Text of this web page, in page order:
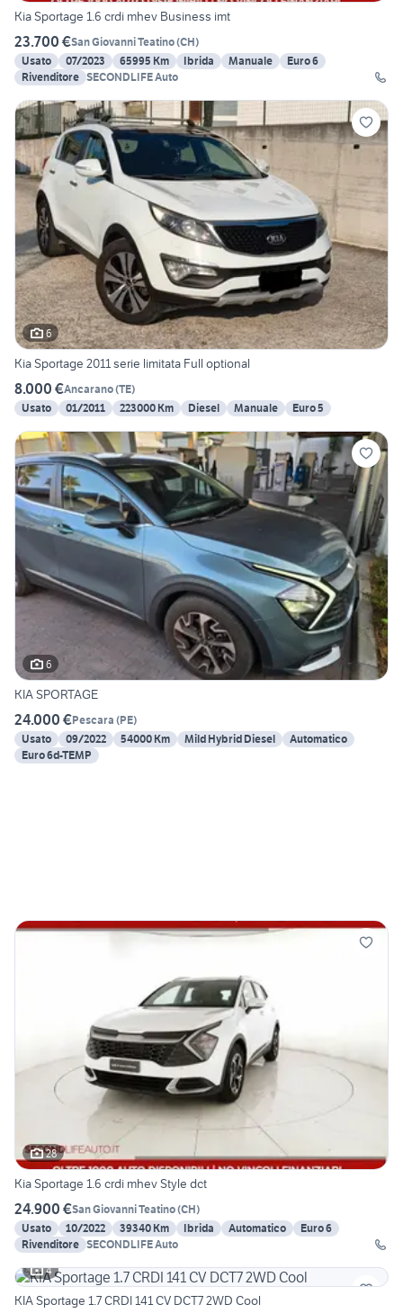
Kia Sportage 1.6 crdi mhev Business imt
23.700 €San Giovanni Teatino(CH)
Usato
07/2023 65995 Km Ibrida Manuale
Euro 6
Rivenditore SECONDLIFE Auto
6
Kia Sportage 2011 serie limitata Full optional
8.000 €Ancarano(TE)
Usato
01/2011 223000 Km Diesel Manuale Euro 5
6
KIA SPORTAGE
24.000 €Pescara (PE)
Usato
09/2022 54000 Km Mild Hybrid Diesel
Automatico
Euro 6d-TEMP
28
Kia Sportage 1.6 crdi mhev Style dct
24.900 €San Giovanni Teatino(CH)
Usato
10/2022 39340 Km Ibrida Automatico
Euro 6
Rivenditore SECONDLIFE Auto
4
KIA Sportage 1.7 CRDI 141 CV DCT7 2WD Cool